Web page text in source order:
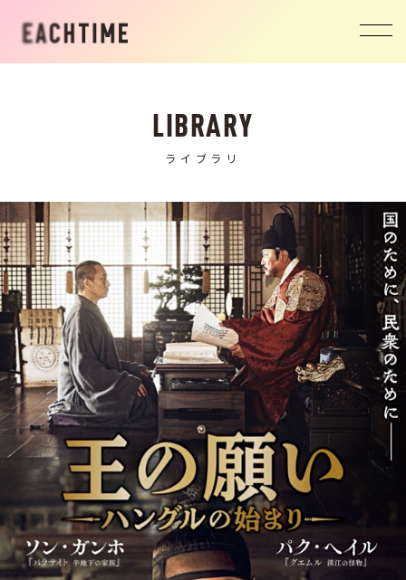
LIBRARY
ライブラリ